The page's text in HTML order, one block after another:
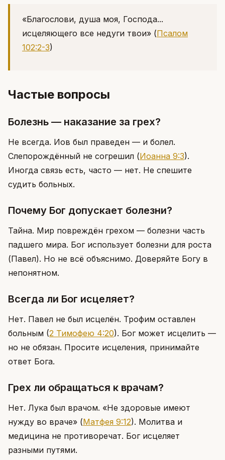
«Благослови, душа моя, Господа...
исцеляющего все недуги твои» (Псалом
102:2-3)
Частые вопросы
Болезнь — наказание за грех?
Не всегда. Иов был праведен — и болел.
Слепорождённый не согрешил (Иоанна 9:3).
Иногда связь есть, часто — нет. Не спешите
судить больных.
Почему Бог допускает болезни?
Тайна. Мир повреждён грехом — болезни часть
падшего мира. Бог использует болезни для роста
(Павел). Но не всё объяснимо. Доверяйте Богу в
непонятном.
Всегда ли Бог исцеляет?
Нет. Павел не был исцелён. Трофим оставлен
больным (2 Тимофею 4:20). Бог может исцелить —
но не обязан. Просите исцеления, принимайте
ответ Бога.
Грех ли обращаться к врачам?
Нет. Лука был врачом. «Не здоровые имеют
нужду во враче» (Матфея 9:12). Молитва и
медицина не противоречат. Бог исцеляет
разными путями.